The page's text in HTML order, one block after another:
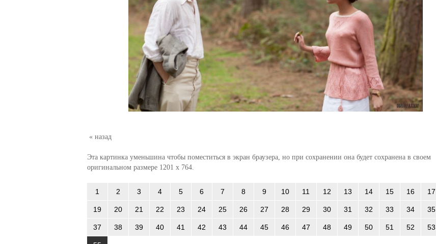
« назад
Эта картинка уменьшина чтобы поместиться в экран браузера, но при сохранении она будет сохранена в своем
оригинальном размере 1201 x 764.
1 2 3 4 5 6 7 8 9 10 11 12 13 14 15 16 17
19 20 21 22 23 24 25 26 27 28 29 30 31 32 33 34 35
37 38 39 40 41 42 43 44 45 46 47 48 49 50 51 52 53